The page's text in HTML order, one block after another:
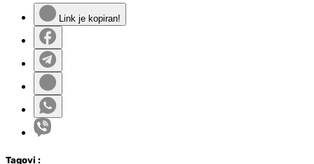
Link je kopiran!
Tagovi :